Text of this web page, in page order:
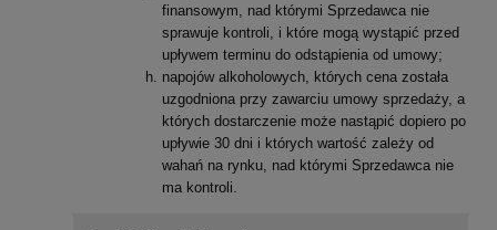
finansowym, nad którymi Sprzedawca nie
sprawuje kontroli, i które mogą wystąpić przed
upływem terminu do odstąpienia od umowy;
napojów alkoholowych, których cena została
uzgodniona przy zawarciu umowy sprzedaży, a
których dostarczenie może nastąpić dopiero po
upływie 30 dni i których wartość zależy od
wahań na rynku, nad którymi Sprzedawca nie
ma kontroli.